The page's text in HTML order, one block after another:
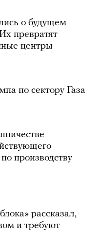
о будущем
превратят
центры
по сектору Газа
производству
рассказал,
и требуют